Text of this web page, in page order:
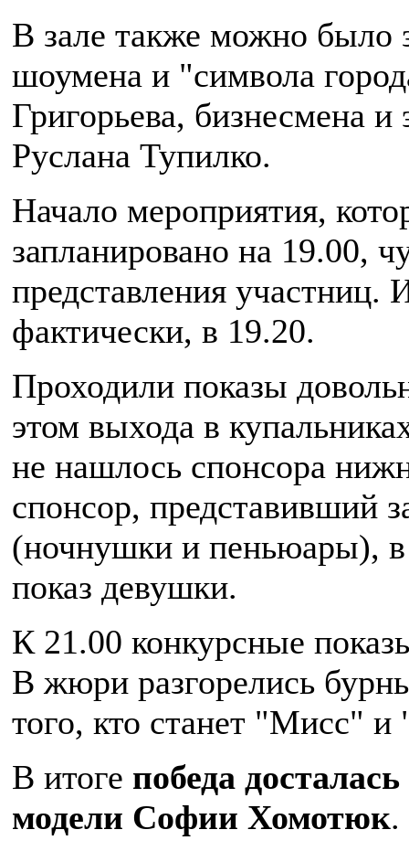
В зале также можно было
шоумена и "символа
Григорьева, бизнесмена и
Руслана Тупилко.
Начало мероприятия,
запланировано на 19.00,
представления участниц.
фактически, в 19.20.
Проходили показы
этом выхода в
не нашлось спонсора
спонсор, представивший
(ночнушки и пеньюары),
показ девушки.
К 21.00 конкурсные
В жюри разгорелись
того, кто станет "Мисс"
В итоге победа
модели Софии Хомотюк.